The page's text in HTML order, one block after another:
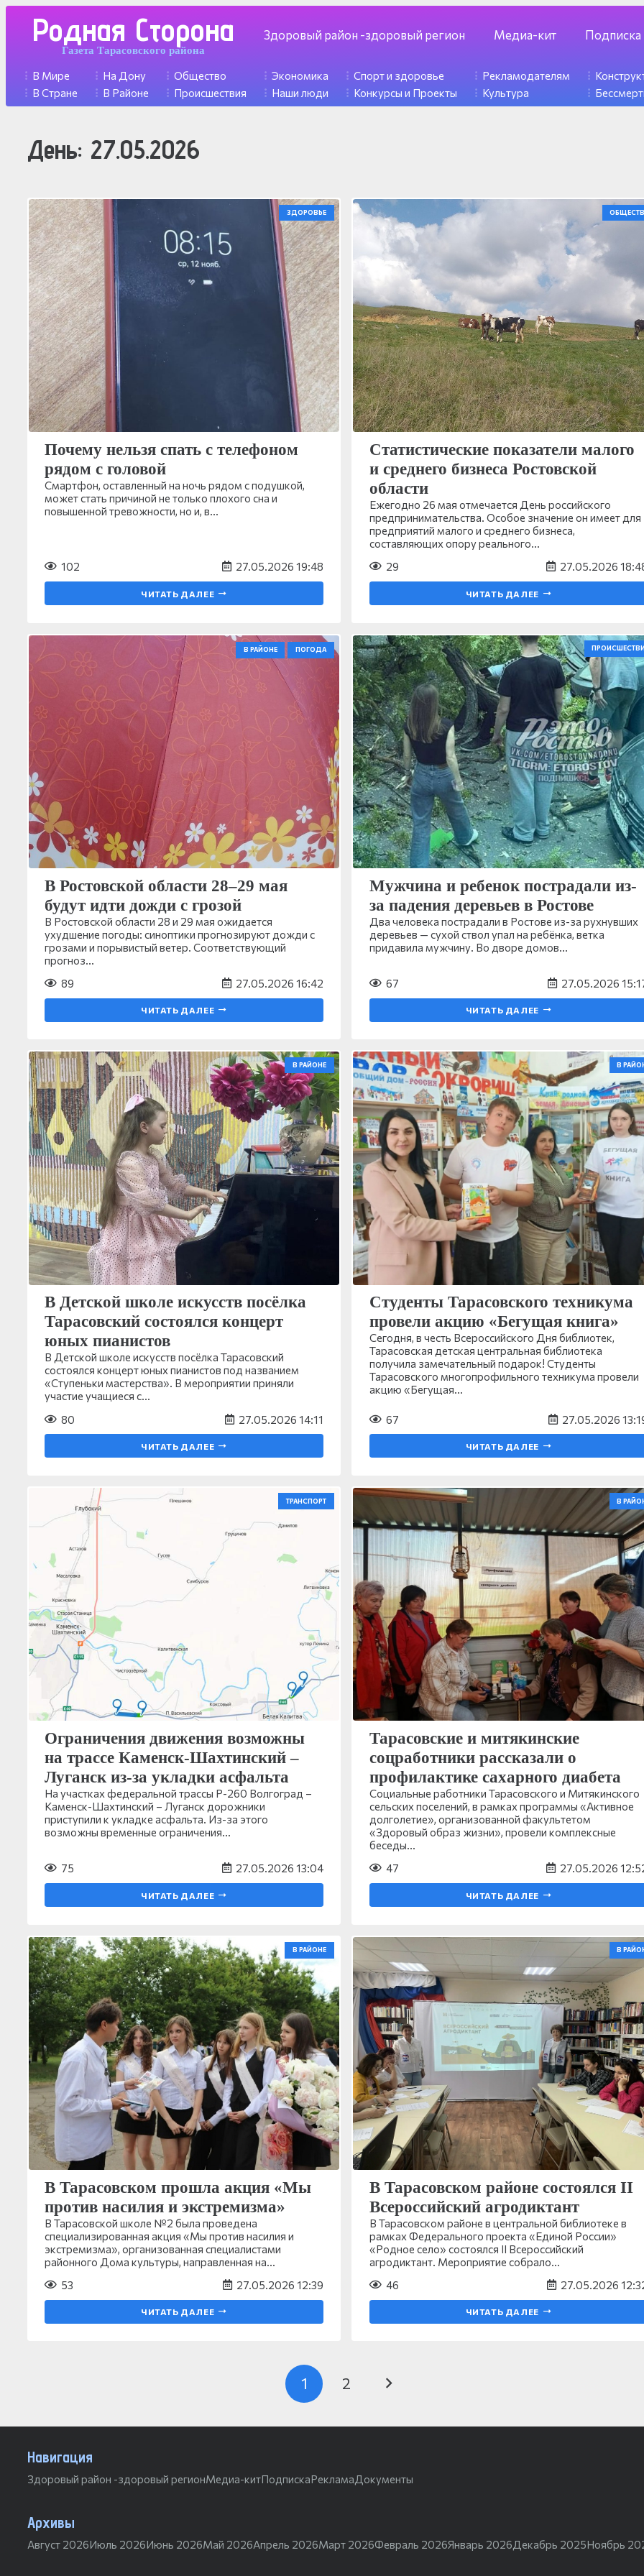
Родная Сторона
Газета Тарасовского района
Здоровый район -здоровый регион Медиа-кит Подписка
В Мире
В Стране
На Дону
В Районе
Общество
Происшествия
Экономика
Наши люди
Спорт и здоровье
Конкурсы и Проекты
Рекламодателям
Культура
День: 27.05.2026
ЗДОРОВЬЕ
Почему нельзя спать с телефоном
рядом с головой
Смартфон, оставленный на ночь рядом с подушкой,
может стать причиной не только плохого сна и
повышенной тревожности, но и, в…
102 27.05.2026 19:48
ЧИТАТЬ ДАЛЕЕ
Статистические показатели малого
и среднего бизнеса Ростовской
области
Ежегодно 26 мая отмечается День российского
предпринимательства. Особое значение он имеет для
предприятий малого и среднего бизнеса,
составляющих опору реального…
29
27.05.2026
ЧИТАТЬ ДАЛЕЕ
В РАЙОНЕ ПОГОДА
В Ростовской области 28–29 мая
будут идти дожди с грозой
В Ростовской области 28 и 29 мая ожидается
ухудшение погоды: синоптики прогнозируют дожди с
грозами и порывистый ветер. Соответствующий
прогноз…
89
27.05.2026 16:42
ЧИТАТЬ ДАЛЕЕ
Мужчина и ребенок пострадали из-
за падения деревьев в Ростове
Два человека пострадали в Ростове из-за рухнувших
деревьев — сухой ствол упал на ребёнка, ветка
придавила мужчину. Во дворе домов…
67 27.05.2026
ЧИТАТЬ ДАЛЕЕ
В РАЙОНЕ
В Детской школе искусств посёлка
Тарасовский состоялся концерт
юных пианистов
В Детской школе искусств посёлка Тарасовский
состоялся концерт юных пианистов под названием
«Ступеньки мастерства». В мероприятии приняли
участие учащиеся с…
80
27.05.2026 14:11
ЧИТАТЬ ДАЛЕЕ
В
Студенты Тарасовского техникума
провели акцию «Бегущая книга»
Сегодня, в честь Всероссийского Дня библиотек,
Тарасовская детская центральная библиотека
получила замечательный подарок! Студенты
Тарасовского многопрофильного техникума провели
акцию «Бегущая…
67 27.05.2026
ЧИТАТЬ ДАЛЕЕ
ТРАНСПОРТ
Ограничения движения возможны
на трассе Каменск-Шахтинский –
Луганск из-за укладки асфальта
На участках федеральной трассы Р-260 Волгоград –
Каменск-Шахтинский – Луганск дорожники
приступили к укладке асфальта. Из-за этого
возможны временные ограничения…
75 27.05.2026 13:04
ЧИТАТЬ ДАЛЕЕ
В
Тарасовские и митякинские
соцработники рассказали о
профилактике сахарного диабета
Социальные работники Тарасовского и Митякинского
сельских поселений, в рамках программы «Активное
долголетие», организованной факультетом
«Здоровый образ жизни», провели комплексные
беседы…
47
27.05.2026
ЧИТАТЬ ДАЛЕЕ
В РАЙОНЕ
В Тарасовском прошла акция «Мы
против насилия и экстремизма»
В Тарасовской школе №2 была проведена
специализированная акция «Мы против насилия и
экстремизма», организованная специалистами
районного Дома культуры, направленная на…
53
27.05.2026 12:39
ЧИТАТЬ ДАЛЕЕ
В
В Тарасовском районе состоялся II
Всероссийский агродиктант
В Тарасовском районе в центральной библиотеке в
рамках Федерального проекта «Единой России»
«Родное село» состоялся II Всероссийский
агродиктант. Мероприятие собрало…
46
27.05.2026
ЧИТАТЬ ДАЛЕЕ
1 2
Навигация
Здоровый район -здоровый регионМедиа-китПодпискаРеклама Документы
Архивы
Август 2026Июль 2026Июнь 2026Май 2026Апрель 2026Март 2026Февраль 2026Январь 2026 Декабрь 2025Ноябрь